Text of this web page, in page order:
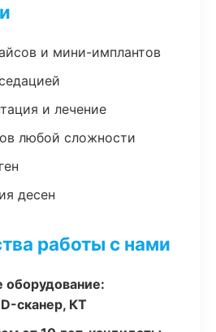
и мини-имплантов
и лечение
любой сложности
десен
работы с нами
сканер, КТ